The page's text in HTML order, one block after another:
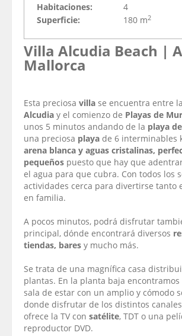
Habitaciones:
4
Superficie:
180 m2
Villa Alcudia Beach |
Mallorca
Esta preciosa villa se encuentra entre la
Alcudia y el comienzo de Playas de
unos 5 minutos andando de la playa
una preciosa playa de 6 interminables
arena blanca y aguas cristalinas,
pequeños puesto que hay que
el agua para que cubra. Con todos los
actividades cerca para divertirse tanto
en familia.
A pocos minutos, podrá disfrutar
principal, dónde encontrará diversos
tiendas, bares y mucho más.
Se trata de una magnífica casa
plantas. En la planta baja encontramos
sala de estar con un amplio y cómodo
donde disfrutar de los distintos
ofrece la TV con satélite, TDT o una
reproductor DVD.